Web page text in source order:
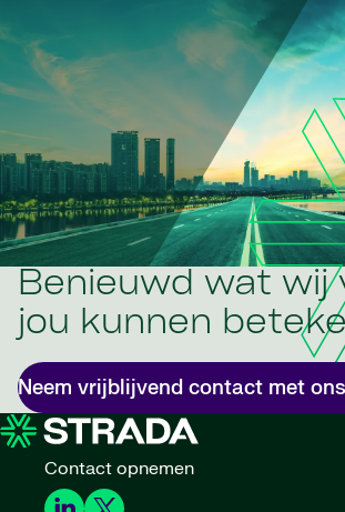
Benieuwd wat wij
jou kunnen
Neem vrijblijvend contact met
Contact opnemen